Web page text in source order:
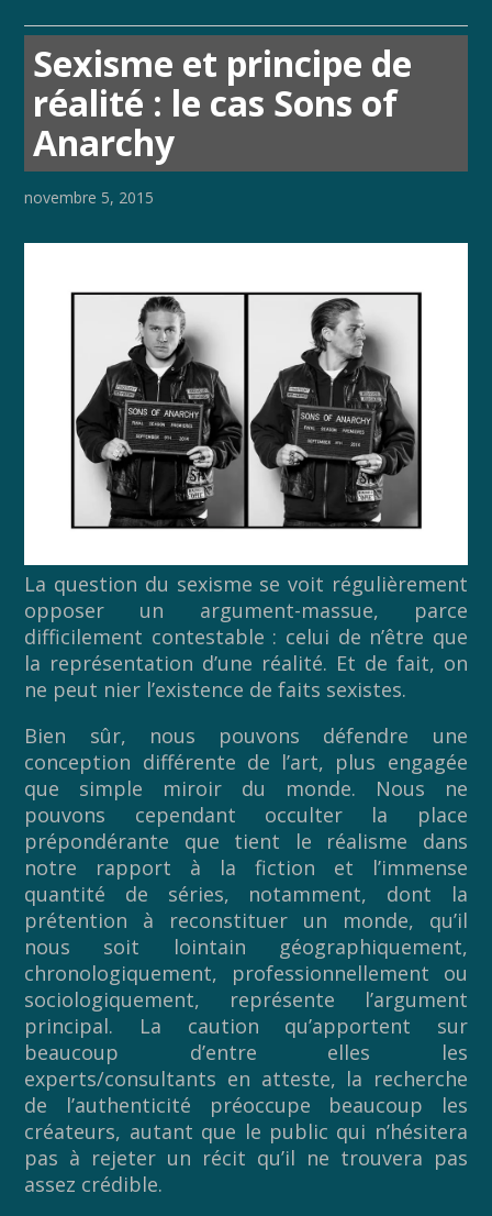
Sexisme et principe de
réalité : le cas Sons of
Anarchy
novembre 5, 2015
La question du sexisme se voit régulièrement
opposer un argument-massue, parce
difficilement contestable : celui de n’être que
la représentation d’une réalité. Et de fait, on
ne peut nier l’existence de faits sexistes.
Bien sûr, nous pouvons défendre une
conception différente de l’art, plus engagée
que simple miroir du monde. Nous ne
pouvons cependant occulter la place
prépondérante que tient le réalisme dans
notre rapport à la fiction et l’immense
quantité de séries, notamment, dont la
prétention à reconstituer un monde, qu’il
nous soit lointain géographiquement,
chronologiquement, professionnellement ou
sociologiquement, représente l’argument
principal. La caution qu’apportent sur
beaucoup d’entre elles les
experts/consultants en atteste, la recherche
de l’authenticité préoccupe beaucoup les
créateurs, autant que le public qui n’hésitera
pas à rejeter un récit qu’il ne trouvera pas
assez crédible.